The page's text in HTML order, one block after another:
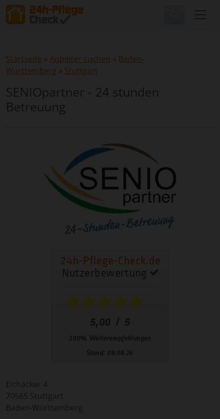
Startseite » Anbieter suchen » Baden-
Württemberg » Stuttgart
SENIOpartner - 24 stunden
Betreuung
Eichäcker 4
70565 Stuttgart
Baden-Württemberg